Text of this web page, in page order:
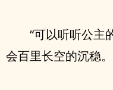
“可以听听公主
会百里长空的沉稳。